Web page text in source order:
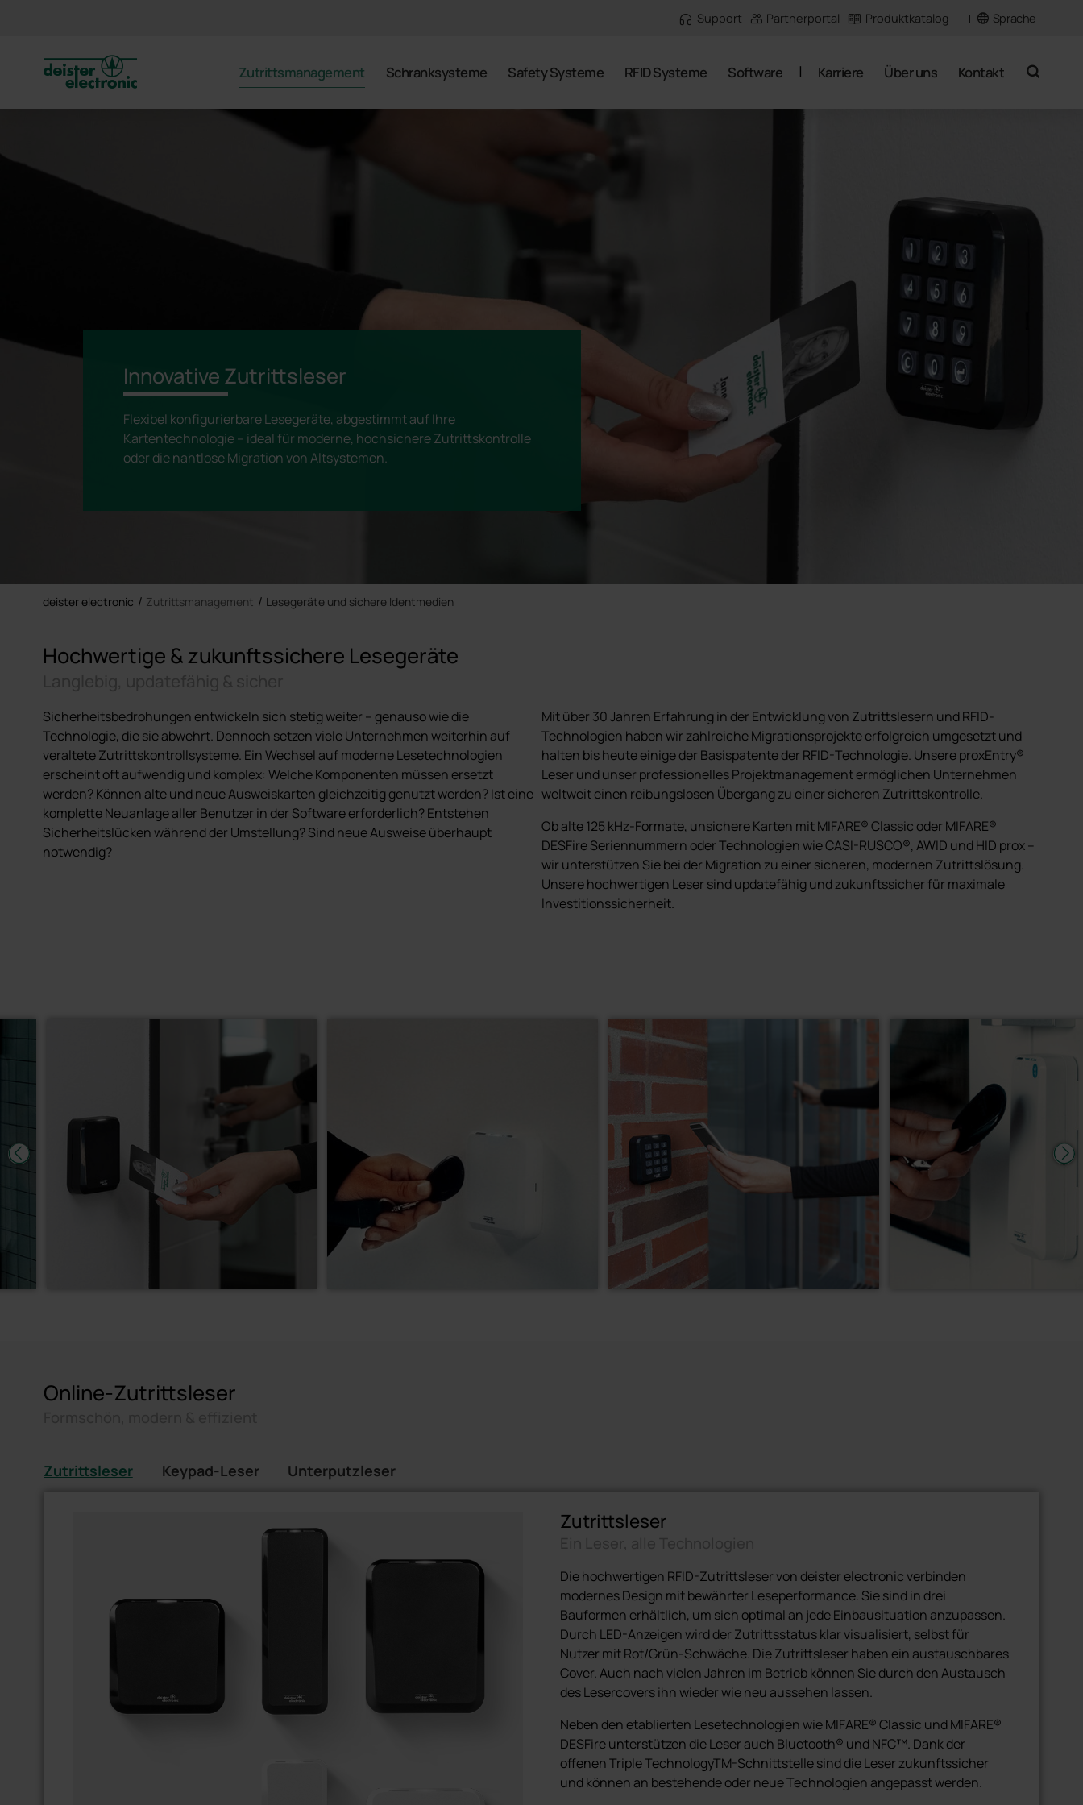
Support Partnerportal Produktkatalog Sprache
deister Zutrittsmanagement Schranksysteme Safety Systeme RFID Systeme Software Karriere Über uns Kontakt suche
Innovative Zutrittsleser
Flexibel konfigurierbare Lesegeräte, abgestimmt auf Ihre
Kartentechnologie – ideal für moderne, hochsichere Zutrittskontrolle
oder die nahtlose Migration von Altsystemen.
deister electronic Zutrittsmanagement Lesegeräte und sichere Identmedien
Hochwertige & zukunftssichere Lesegeräte
Sicherheitsbedrohungen entwickeln sich stetig weiter – genauso wie die
Technologie, die sie abwehrt. Dennoch setzen viele Unternehmen weiterhin auf
veraltete Zutrittskontrollsysteme. Ein Wechsel auf moderne Lesetechnologien
erscheint oft aufwendig und komplex: Welche Komponenten müssen ersetzt
werden? Können alte und neue Ausweiskarten gleichzeitig genutzt werden? Ist eine
komplette Neuanlage aller Benutzer in der Software erforderlich? Entstehen
Sicherheitslücken während der Umstellung? Sind neue Ausweise überhaupt
notwendig?
Mit über 30 Jahren Erfahrung in der Entwicklung von Zutrittslesern und RFID-
Technologien haben wir zahlreiche Migrationsprojekte erfolgreich umgesetzt und
halten bis heute einige der Basispatente der RFID-Technologie. Unsere proxEntry®
Leser und unser professionelles Projektmanagement ermöglichen Unternehmen
weltweit einen reibungslosen Übergang zu einer sicheren Zutrittskontrolle.
Ob alte 125 kHz-Formate, unsichere Karten mit MIFARE® Classic oder MIFARE®
DESFire Seriennummern oder Technologien wie CASI-RUSCO®, AWID und HID prox –
wir unterstützen Sie bei der Migration zu einer sicheren, modernen Zutrittslösung.
Unsere hochwertigen Leser sind updatefähig und zukunftssicher für maximale
Investitionssicherheit.
Online-Zutrittsleser
Zutrittsleser Keypad-Leser Unterputzleser
Zutrittsleser
Die hochwertigen RFID-Zutrittsleser von deister electronic verbinden
modernes Design mit bewährter Leseperformance. Sie sind in drei
Bauformen erhältlich, um sich optimal an jede Einbausituation anzupassen.
Durch LED-Anzeigen wird der Zutrittsstatus klar visualisiert, selbst für
Nutzer mit Rot/Grün-Schwäche. Die Zutrittsleser haben ein austauschbares
Cover. Auch nach vielen Jahren im Betrieb können Sie durch den Austausch
des Lesercovers ihn wieder wie neu aussehen lassen.
Neben den etablierten Lesetechnologien wie MIFARE® Classic und MIFARE®
DESFire unterstützen die Leser auch Bluetooth® und NFC™. Dank der
offenen Triple TechnologyTM-Schnittstelle sind die Leser zukunftssicher
und können an bestehende oder neue Technologien angepasst werden.